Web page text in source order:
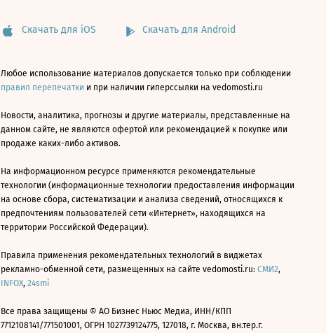
Скачать для iOS Скачать для Android
Любое использование материалов допускается только при соблюдении
правил перепечатки и при наличии гиперссылки на vedomosti.ru
Новости, аналитика, прогнозы и другие материалы, представленные на
данном сайте, не являются офертой или рекомендацией к покупке или
продаже каких-либо активов.
На информационном ресурсе применяются рекомендательные
технологии (информационные технологии предоставления информации
на основе сбора, систематизации и анализа сведений, относящихся к
предпочтениям пользователей сети «Интернет», находящихся на
территории Российской Федерации).
Правила применения рекомендательных технологий в виджетах
рекламно-обменной сети, размещенных на сайте vedomosti.ru: СМИ2,
INFOX, 24smi
Все права защищены © АО Бизнес Ньюс Медиа, ИНН/КПП
7712108141/771501001, ОГРН 1027739124775, 127018, г. Москва, вн.тер.г.